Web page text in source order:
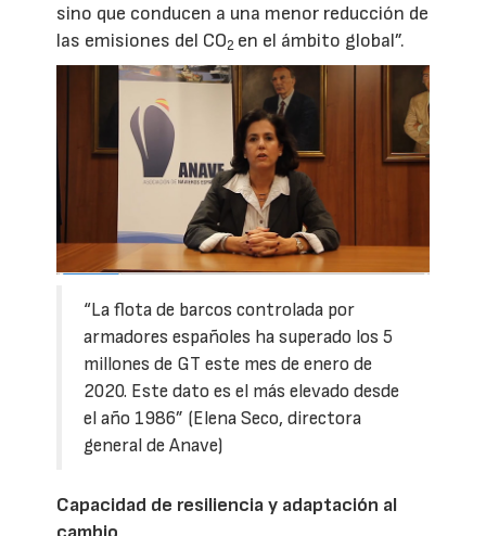
sino que conducen a una menor reducción de
las emisiones del CO2 en el ámbito global”.
“La flota de barcos controlada por
armadores españoles ha superado los 5
millones de GT este mes de enero de
2020. Este dato es el más elevado desde
el año 1986” (Elena Seco, directora
general de Anave)
Capacidad de resiliencia y adaptación al